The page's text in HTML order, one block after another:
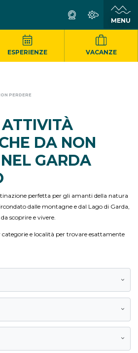
ESPERIENZE VACANZE
PERDERE
DA NON
GARDA
perfetta per gli amanti della natura
dalle montagne e dal Lago di Garda,
scoprire e vivere.
e località per trovare esattamente